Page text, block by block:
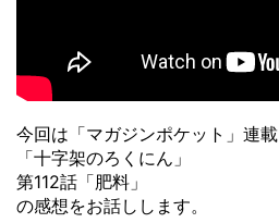
今回は「マガジンポケット」連載
「十字架のろくにん」
第112話「肥料」
の感想をお話しします。